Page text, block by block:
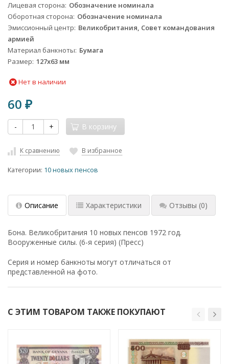
Лицевая сторона Обозначение номинала
Оборотная сторона Обозначение номинала
Эмиссионный центр Великобритания, Совет командования
армией
Материал банкноты Бумага
Размер 127х63 мм
Нет в наличии
60 ₽
- + В корзину
К сравнению В избранное
Категории: 10 новых пенсов
Описание Характеристики Отзывы (0)
Бона. Великобритания 10 новых пенсов 1972 год.
Вооруженные силы. (6-я серия) (Пресс)
Серия и номер банкноты могут отличаться от
представленной на фото.
С ЭТИМ ТОВАРОМ ТАКЖЕ ПОКУПАЮТ